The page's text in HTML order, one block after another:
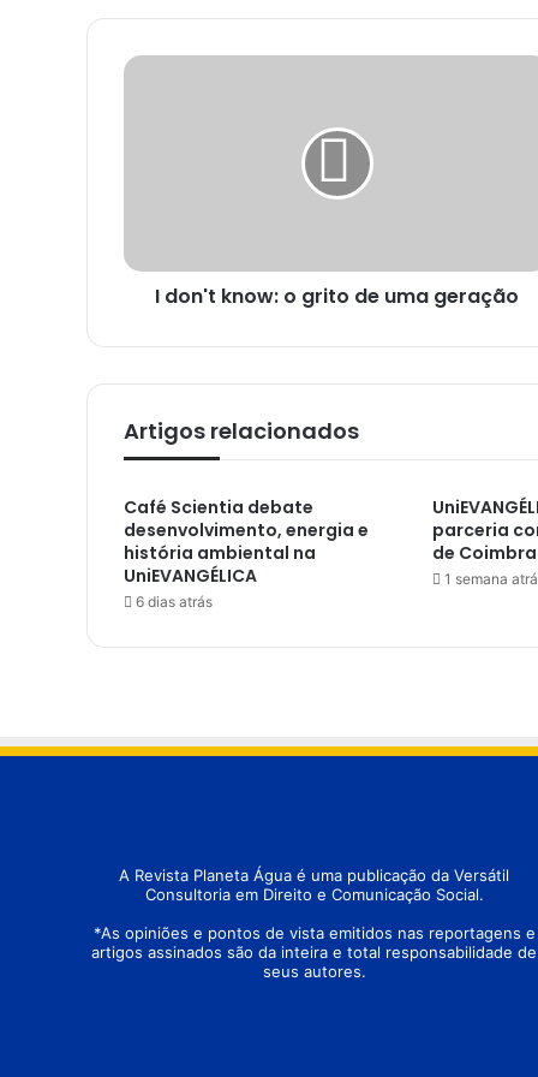
u
n
a
I don't know: o grito de uma geração
Artigos relacionados
Café Scientia debate
desenvolvimento, energia e
história ambiental na
UniEVANGÉLICA
6 dias atrás
parceria
de Coimbra
1 semana
A Revista Planeta Água é uma publicação da Versátil
Consultoria em Direito e Comunicação Social.
*As opiniões e pontos de vista emitidos nas reportagens e
artigos assinados são da inteira e total responsabilidade de
seus autores.